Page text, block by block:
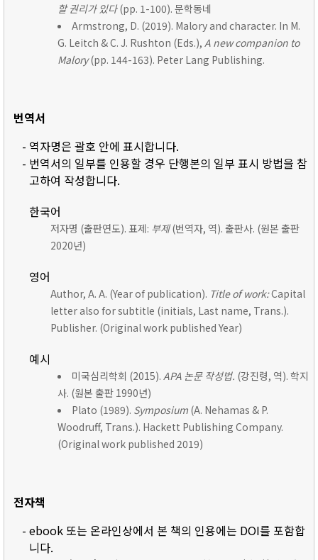
할 권리가 있다(pp. 1-100). 문학동네
Armstrong, D. (2019). Malory and character. In M.
G. Leitch & C. J. Rushton (Eds.), A new companion to
Malory(pp. 144-163). Peter Lang Publishing.
번역서
- 역자명은 괄호 안에 표시합니다.
- 번역서의 일부를 인용할 경우 단행본의 일부 표시 방법을 참
고하여 작성합니다.
한국어
저자명 (출판연도). 표제: 부제(번역자, 역). 출판사. (원본 출판
2020년)
영어
Author, A. A. (Year of publication). Title of work:Capital
letter also for subtitle (initials, Last name, Trans.).
Publisher. (Original work published Year)
예시
미국심리학회 (2015). APA 논문 작성법. (강진령, 역). 학지
사. (원본 출판 1990년)
Plato (1989). Symposium (A. Nehamas & P.
Woodruff, Trans.). Hackett Publishing Company.
(Original work published 2019)
전자책
- ebook 또는 온라인상에서 본 책의 인용에는 DOI를 포함합
니다.